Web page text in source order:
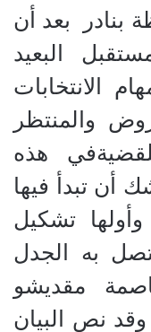
بعد أن
البعيد
الانتخابات
والمنتظر
هذه
أن تبدأ فيها
وأولها تشكيل
به الجدل
مقديشو
نص البيان